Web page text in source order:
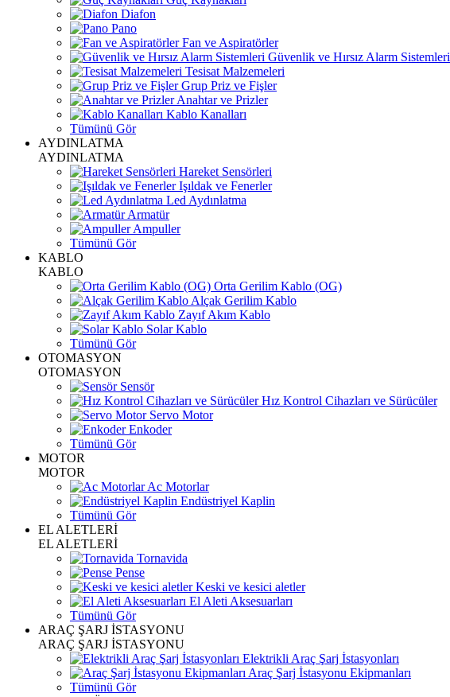
Diafon
Pano
Fan ve Aspiratörler
Güvenlik ve Hırsız Alarm Sistemleri
Tesisat Malzemeleri
Grup Priz ve Fişler
Anahtar ve Prizler
Kablo Kanalları
Tümünü Gör
AYDINLATMA
AYDINLATMA
Hareket Sensörleri
Işıldak ve Fenerler
Led Aydınlatma
Armatür
Ampuller
Tümünü Gör
KABLO
KABLO
Orta Gerilim Kablo (OG)
Alçak Gerilim Kablo
Zayıf Akım Kablo
Solar Kablo
Tümünü Gör
OTOMASYON
OTOMASYON
Sensör
Hız Kontrol Cihazları ve Sürücüler
Servo Motor
Enkoder
Tümünü Gör
MOTOR
MOTOR
Ac Motorlar
Endüstriyel Kaplin
Tümünü Gör
EL ALETLERİ
EL ALETLERİ
Tornavida
Pense
Keski ve kesici aletler
El Aleti Aksesuarları
Tümünü Gör
ARAÇ ŞARJ İSTASYONU
ARAÇ ŞARJ İSTASYONU
Elektrikli Araç Şarj İstasyonları
Araç Şarj İstasyonu Ekipmanları
Tümünü Gör